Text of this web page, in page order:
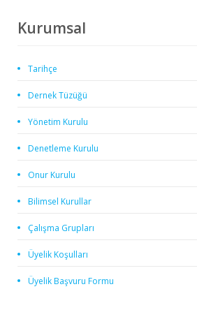
Kurumsal
Tarihçe
Dernek Tüzüğü
Yönetim Kurulu
Denetleme Kurulu
Onur Kurulu
Bilimsel Kurullar
Çalışma Grupları
Üyelik Koşulları
Üyelik Başvuru Formu